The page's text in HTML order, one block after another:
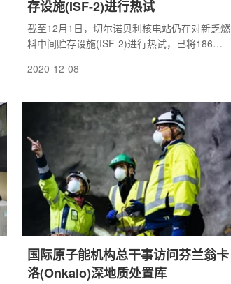
存设施(ISF-2)进行热试
截至12月1日，切尔诺贝利核电站仍在对新乏燃
料中间贮存设施(ISF-2)进行热试，已将186个
送到新乏燃料中间贮存设施。
2020-12-08
国际原子能机构总干事访问芬兰翁卡
洛(Onkalo)深地质处置库